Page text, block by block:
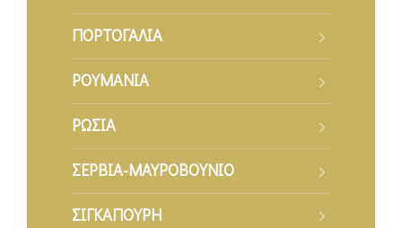
ΠΟΡΤΟΓΑΛΙΑ
ΡΟΥΜΑΝΙΑ
ΡΩΣΙΑ
ΣΕΡΒΙΑ-ΜΑΥΡΟΒΟΥΝΙΟ
ΣΙΓΚΑΠΟΥΡΗ